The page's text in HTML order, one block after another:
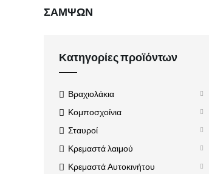
ΣΑΜΨΩΝ
Κατηγορίες προϊόντων
Βραχιολάκια
Κομποσχοίνια
Σταυροί
Κρεμαστά λαιμού
Κρεμαστά Αυτοκινήτου